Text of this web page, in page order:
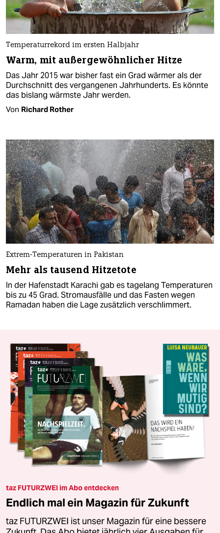
Temperaturrekord im ersten Halbjahr
Warm, mit außergewöhnlicher Hitze
Das Jahr 2015 war bisher fast ein Grad wärmer als der
Durchschnitt des vergangenen Jahrhunderts. Es könnte
das bislang wärmste Jahr werden.
Von Richard Rother
Extrem-Temperaturen in Pakistan
Mehr als tausend Hitzetote
In der Hafenstadt Karachi gab es tagelang Temperaturen
bis zu 45 Grad. Stromausfälle und das Fasten wegen
Ramadan haben die Lage zusätzlich verschlimmert.
taz FUTURZWEI im Abo entdecken
Endlich mal ein Magazin für Zukunft
taz FUTURZWEI ist unser Magazin für eine bessere